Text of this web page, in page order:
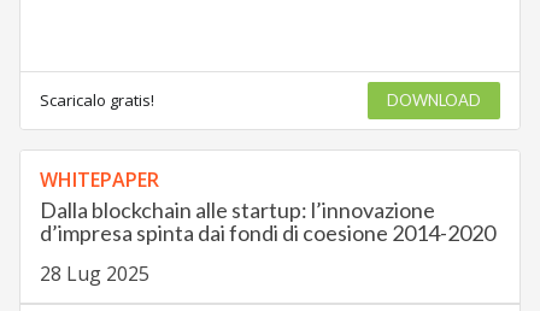
Scaricalo gratis! DOWNLOAD
WHITEPAPER
Dalla blockchain alle startup: l’innovazione
d’impresa spinta dai fondi di coesione 2014-2020
28 Lug 2025